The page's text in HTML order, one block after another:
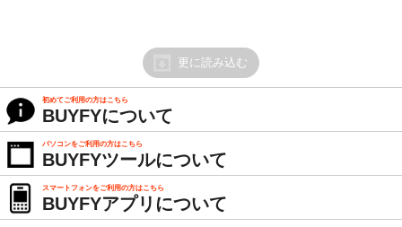
更に読み込む
初めてご利用の方はこちら
BUYFYについて
パソコンをご利用の方はこちら
BUYFYツールについて
スマートフォンをご利用の方はこちら
BUYFYアプリについて